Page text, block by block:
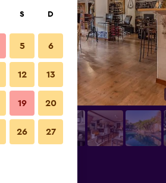
S D
5 6
12 13
19 20
26 27